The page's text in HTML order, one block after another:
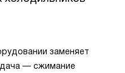
заменяет
— сжимание